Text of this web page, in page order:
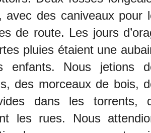
avec des caniveaux pour
de route. Les jours
pluies étaient une
enfants. Nous jetions
des morceaux de bois,
dans les torrents,
les rues. Nous